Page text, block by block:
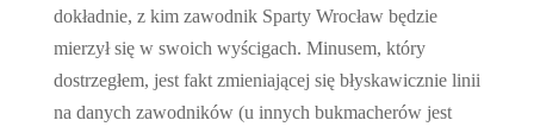
dokładnie, z kim zawodnik Sparty Wrocław będzie
mierzył się w swoich wyścigach. Minusem, który
dostrzegłem, jest fakt zmieniającej się błyskawicznie linii
na danych zawodników (u innych bukmacherów jest